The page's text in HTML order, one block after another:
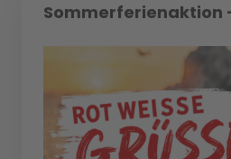
Sommerferienaktion